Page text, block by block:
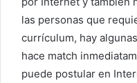
las personas que
currículum, hay
hace match
puede postular en